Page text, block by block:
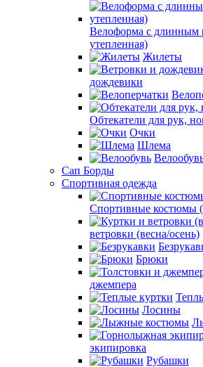
Велоформа с длинным
утепленная)
Жилеты
дождевики
Обтекатели для рук,
Очки
Шлема
Сап Борды
Спортивная одежда
Спортивные костюмы
ветровки (весна/осень)
Брюки
джемпера
Лосины
экипировка
Рубашки